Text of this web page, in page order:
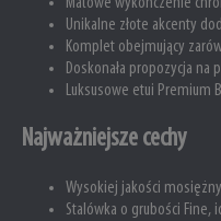
Unikalne złote akcenty
Komplet obejmujący
Doskonała propozycja na
Luksusowe etui Premium
Najważniejsze cechy
Wysokiej jakości
Stalówka o grubości Fine,